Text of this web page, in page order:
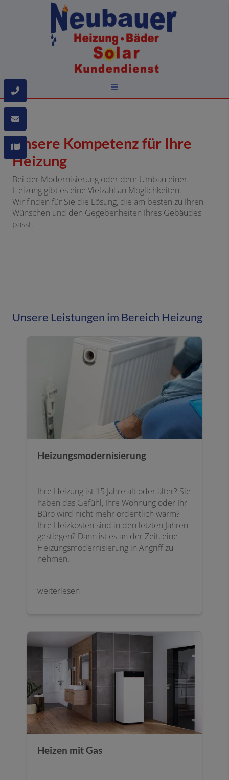
Unsere Kompetenz für Ihre
Heizung
Bei der Modernisierung oder dem Umbau einer
Heizung gibt es eine Vielzahl an Möglichkeiten.
Wir finden für Sie die Lösung, die am besten zu Ihren
Wünschen und den Gegebenheiten Ihres Gebäudes
passt.
Unsere Leistungen im Bereich Heizung
Heizungsmodernisierung
Ihre Heizung ist 15 Jahre alt oder älter? Sie
haben das Gefühl, Ihre Wohnung oder Ihr
Büro wird nicht mehr ordentlich warm?
Ihre Heizkosten sind in den letzten Jahren
gestiegen? Dann ist es an der Zeit, eine
Heizungsmodernisierung in Angriff zu
nehmen.
weiterlesen
Heizen mit Gas